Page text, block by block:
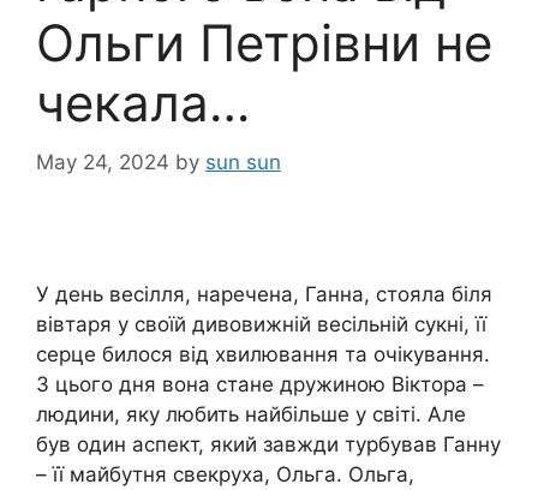
Ольги Петрівни не
чекала…
May 24, 2024 by sun sun
У день весілля, наречена, Ганна, стояла біля
вівтаря у своїй дивовижній весільній сукні, її
серце билося від хвилювання та очікування.
З цього дня вона стане дружиною Віктора –
людини, яку любить найбільше у світі. Але
був один аспект, який завжди турбував Ганну
– її майбутня свекруха, Ольга. Ольга,